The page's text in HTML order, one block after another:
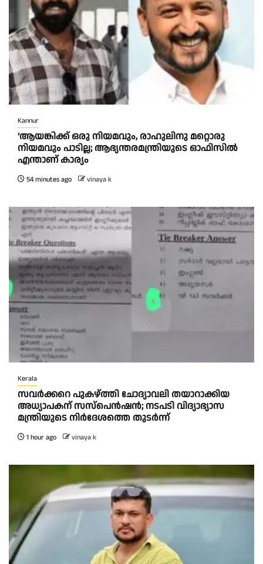
Kannur
‘ആയങ്കിക്ക് ഒരു നിയമവും, രാഹുലിനു മറ്റൊരു
നിയമവും പാടില്ല; ആഭ്യന്തരമന്ത്രിയുടെ ഓഫിസിൽ
എന്താണ് കാര്യം
54 minutes ago vinaya k
Kerala
സവർക്കറെ പുകഴ്ത്തി ചോദ്യാവലി തയാറാക്കിയ
അധ്യാപകന് സസ്പെൻഷൻ; നടപടി വിദ്യാഭ്യാസ
മന്ത്രിയുടെ നിർദേശത്തെ തുടർന്ന്
1 hour ago vinaya k